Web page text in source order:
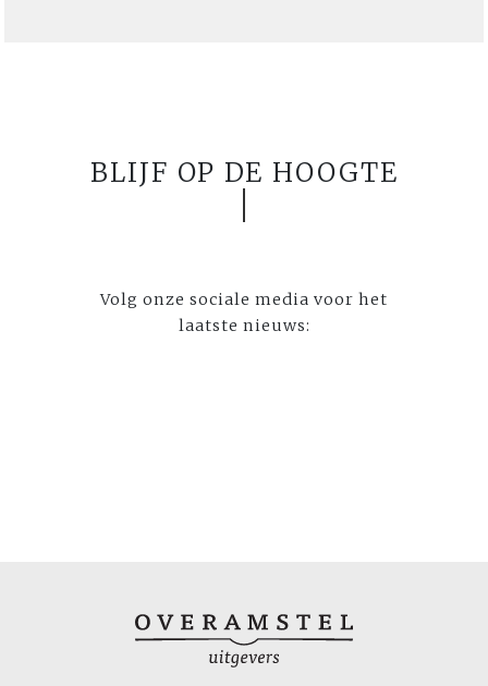
BLIJF OP DE HOOGTE
Volg onze sociale media voor het
laatste nieuws: